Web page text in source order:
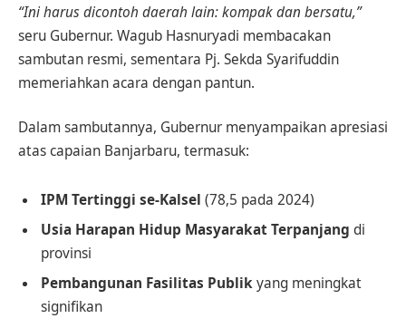
“Ini harus dicontoh daerah lain: kompak dan bersatu,”
seru Gubernur. Wagub Hasnuryadi membacakan
sambutan resmi, sementara Pj. Sekda Syarifuddin
memeriahkan acara dengan pantun.
Dalam sambutannya, Gubernur menyampaikan apresiasi
atas capaian Banjarbaru, termasuk:
IPM Tertinggi se-Kalsel (78,5 pada 2024)
Usia Harapan Hidup Masyarakat Terpanjang di
provinsi
Pembangunan Fasilitas Publikyang meningkat
signifikan